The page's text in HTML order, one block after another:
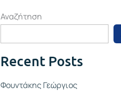
Αναζήτηση
Recent Posts
Φουντάκης Γεώργιος